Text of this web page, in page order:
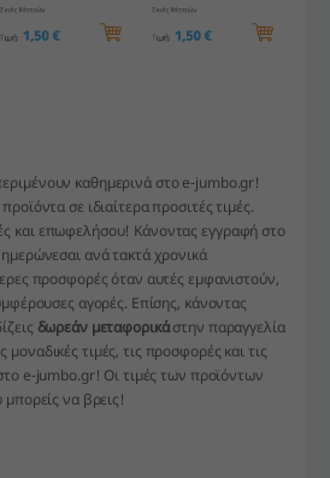
καθημερινά στο e-jumbo.gr!
σε ιδιαίτερα προσιτές τιμές.
και επωφελήσου! Κάνοντας εγγραφή στο
ανά τακτά χρονικά
προσφορές όταν αυτές εμφανιστούν,
αγορές. Επίσης, κάνοντας
δωρεάν μεταφορικάστην παραγγελία
τιμές, τις προσφορές και τις
e-jumbo.gr! Οι τιμές των προϊόντων
μπορείς να βρεις!